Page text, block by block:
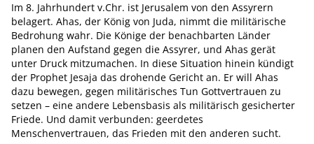
Im 8. Jahrhundert v.Chr. ist Jerusalem von den Assyrern
belagert. Ahas, der König von Juda, nimmt die militärische
Bedrohung wahr. Die Könige der benachbarten Länder
planen den Aufstand gegen die Assyrer, und Ahas gerät
unter Druck mitzumachen. In diese Situation hinein kündigt
der Prophet Jesaja das drohende Gericht an. Er will Ahas
dazu bewegen, gegen militärisches Tun Gottvertrauen zu
setzen – eine andere Lebensbasis als militärisch gesicherter
Friede. Und damit verbunden: geerdetes
Menschenvertrauen, das Frieden mit den anderen sucht.